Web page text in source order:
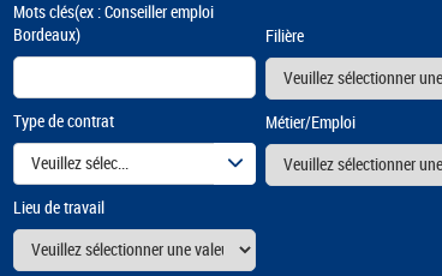
Mots clés(ex : Conseiller emploi
Bordeaux)
Filière
Type de contrat
Veuillez sélectionner une ou des valeurs
Métier/Emploi
Lieu de travail